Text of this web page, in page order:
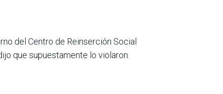
del Centro de Reinserción Social
que supuestamente lo violaron.